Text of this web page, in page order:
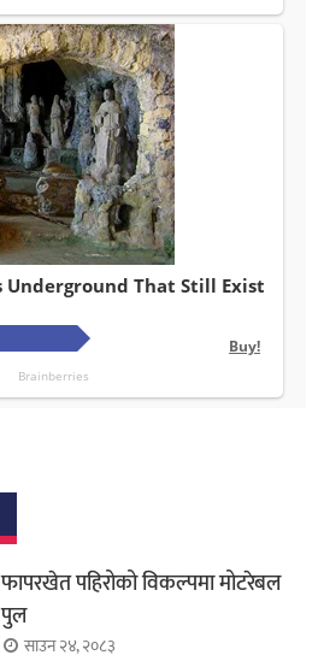
फापरखेत पहिरोको विकल्पमा मोटरेबल
पुल
साउन २४, २०८३